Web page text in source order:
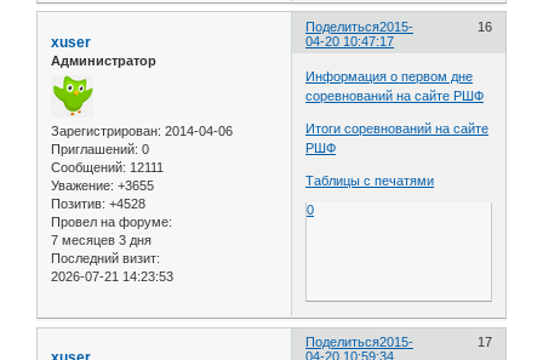
Поделиться 16
2015-
04-20 10:47:17
xuser
Администратор
Зарегистрирован: 2014-04-06
Приглашений: 0
Сообщений: 12111
Уважение: +3655
Позитив: +4528
Провел на форуме:
7 месяцев 3 дня
Последний визит:
2026-07-21 14:23:53
Информация о первом дне
соревнований на сайте РШФ
Итоги соревнований на сайте
РШФ
Таблицы с печатями
0
Поделиться 17
2015-
04-20 10:59:34